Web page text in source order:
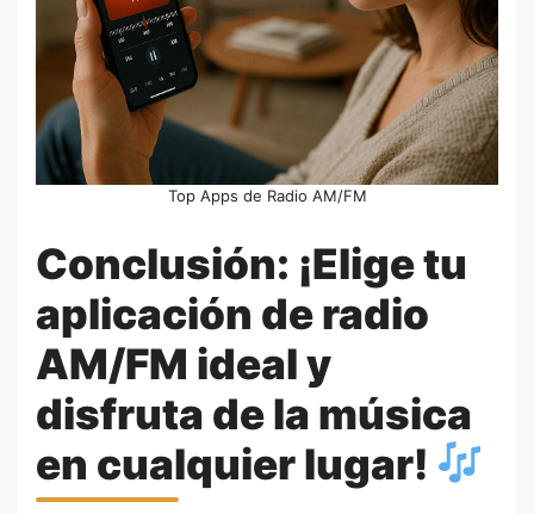
Top Apps de Radio AM/FM
Conclusión: ¡Elige tu
aplicación de radio
AM/FM ideal y
disfruta de la música
en cualquier lugar!